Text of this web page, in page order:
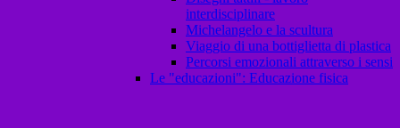
interdisciplinare
Michelangelo e la scultura
Viaggio di una bottiglietta di plastica
Percorsi emozionali attraverso i sensi
Le "educazioni": Educazione fisica